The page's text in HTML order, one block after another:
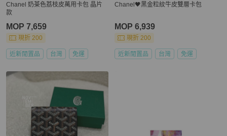
Chanel 奶茶色荔枝皮萬用卡包 晶片
款
MOP 7,659
現折 200
近新閒置品 台灣 免運
Chanel🖤黑金粒紋牛皮雙層卡包
MOP 6,939
現折 200
近新閒置品 台灣 免運